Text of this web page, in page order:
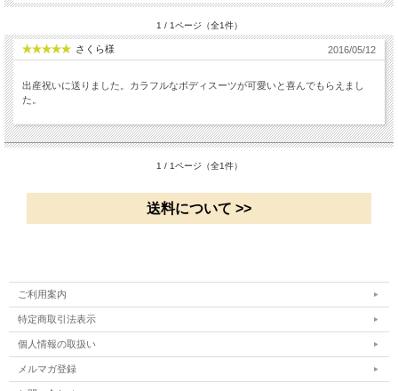
1 / 1ページ（全1件）
さくら様 2016/05/12
出産祝いに送りました。カラフルなボディスーツが可愛いと喜んでもらえまし
た。
1 / 1ページ（全1件）
送料について >>
ご利用案内
特定商取引法表示
個人情報の取扱い
メルマガ登録